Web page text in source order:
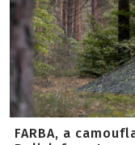
FARBA, a